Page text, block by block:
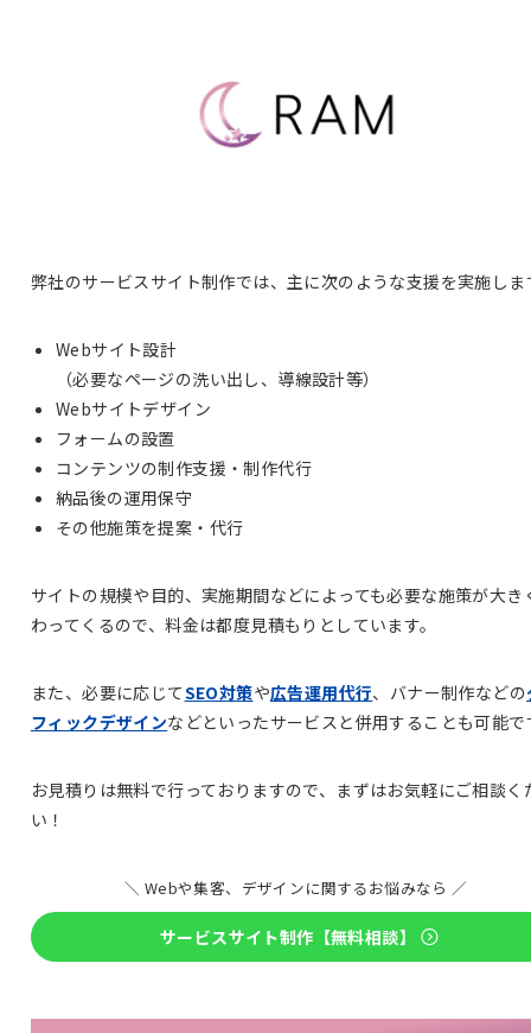
弊社のサービスサイト制作では、主に次のような支援を実施しま
Webサイト設計
（必要なページの洗い出し、導線設計等）
Webサイトデザイン
フォームの設置
コンテンツの制作支援・制作代行
納品後の運用保守
その他施策を提案・代行
サイトの規模や目的、実施期間などによっても必要な施策が大き
わってくるので、料金は都度見積もりとしています。
また、必要に応じてSEO対策や広告運用代行、バナー制作などの
フィックデザインなどといったサービスと併用することも可能で
お見積りは無料で行っておりますので、まずはお気軽にご相談く
い！
＼ Webや集客、デザインに関するお悩みなら ／
サービスサイト制作【無料相談】